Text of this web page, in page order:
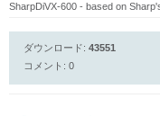
SharpDiVX-600 - based on
ダウンロード: 43551
コメント: 0